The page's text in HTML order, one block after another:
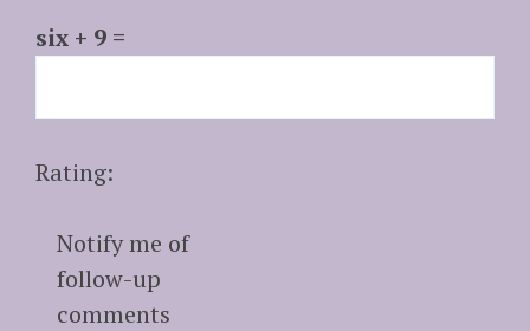
six + 9 =
Rating:
Notify me of
follow-up
comments